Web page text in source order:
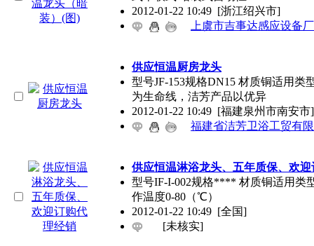
2012-01-22 10:49 [浙江绍兴市]
上虞市吉事达感应设备厂
供应恒温厨房龙头
型号JF-153规格DN15 材质铜适用
为生命线，洁芳产品以优异
2012-01-22 10:49 [福建泉州市南安市]
福建省洁芳卫浴工贸有
供应恒温淋浴龙头、五年质保、欢
型号IF-I-002规格**** 材质铜适用类
作温度0-80（℃）
2012-01-22 10:49 [全国]
[未核实]